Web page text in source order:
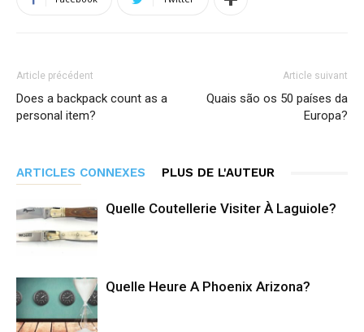
Article précédent
Does a backpack count as a
personal item?
Article suivant
Quais são os 50 países da
Europa?
ARTICLES CONNEXES PLUS DE L'AUTEUR
Quelle Coutellerie Visiter À Laguiole?
Quelle Heure A Phoenix Arizona?